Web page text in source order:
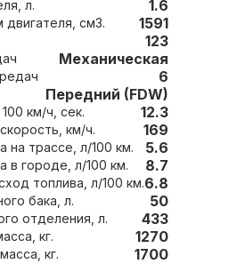
Объем двигателя, л. 1.6
Рабочий объем двигателя, см3. 1591
123
Механическая
передач 6
Передний (FDW)
км/ч, сек. 12.3
Максимальная скорость, км/ч. 169
на трассе, л/100 км. 5.6
в городе, л/100 км. 8.7
топлива, л/100 км.6.8
Объем топливного бака, л. 50
Объем багажного отделения, л. 433
Снаряженная масса, кг. 1270
Максимальная масса, кг. 1700